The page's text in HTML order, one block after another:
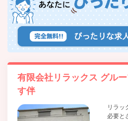
有限会社リラックス グル
す伴
リラッ
必要と